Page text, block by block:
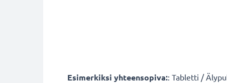
Esimerkiksi yhteensopiva:: Tabletti /